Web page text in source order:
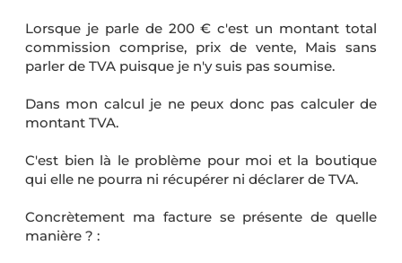
Lorsque je parle de 200 € c'est un montant total
commission comprise, prix de vente, Mais sans
parler de TVA puisque je n'y suis pas soumise.
Dans mon calcul je ne peux donc pas calculer de
montant TVA.
C'est bien là le problème pour moi et la boutique
qui elle ne pourra ni récupérer ni déclarer de TVA.
Concrètement ma facture se présente de quelle
manière ? :